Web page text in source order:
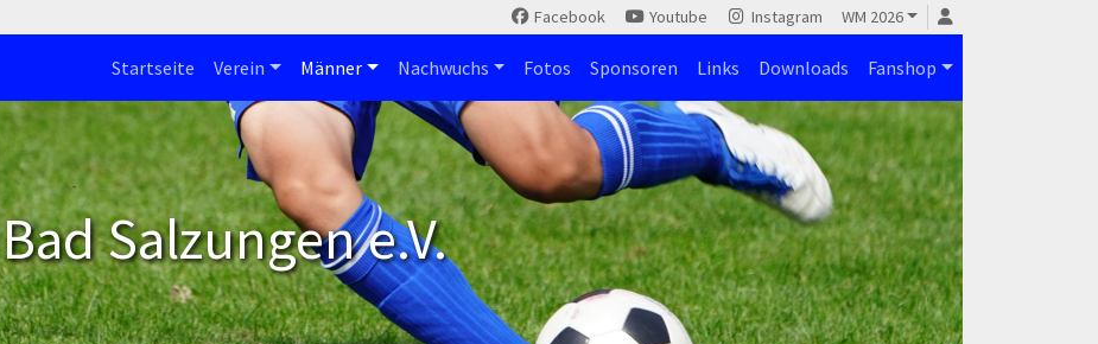
Facebook Youtube Instagram WM 2026
Startseite Verein Männer Nachwuchs Fotos Sponsoren Links Downloads Fanshop
Salzungen e.V.